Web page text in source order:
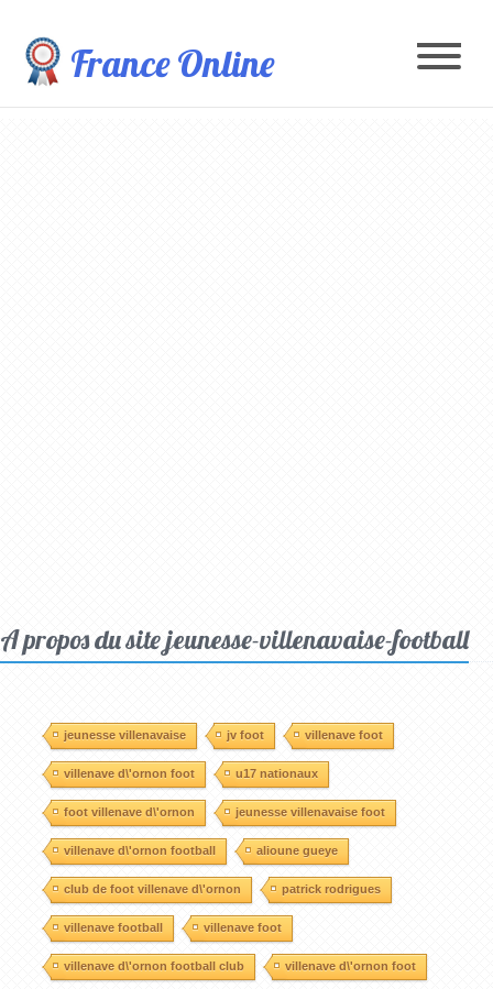
France Online
A propos du site jeunesse-villenavaise-football
jeunesse villenavaise jv foot villenave foot
villenave d\'ornon foot u17 nationaux
foot villenave d\'ornon jeunesse villenavaise foot
villenave d\'ornon football alioune gueye
club de foot villenave d\'ornon patrick rodrigues
villenave football villenave foot
villenave d\'ornon football club villenave d\'ornon foot